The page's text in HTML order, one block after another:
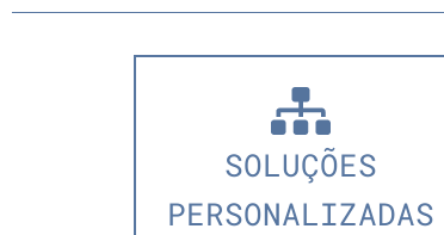
SOLUÇÕES
PERSONALIZADAS